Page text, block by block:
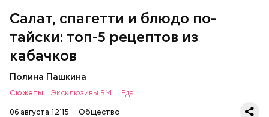
Салат, спагетти и блюдо по-
тайски: топ-5 рецептов из
кабачков
Полина Пашкина
Сюжеты: Эксклюзивы ВМ
Еда
06 августа 12:15
Общество
Однако диетолог предупредила: не для всех дыня
может быть полезна. В первую очередь ее стоит
есть с осторожностью людям: